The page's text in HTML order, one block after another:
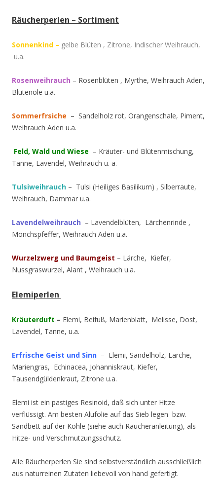
Räucherperlen – Sortiment
Sonnenkind – gelbe Blüten , Zitrone, Indischer Weihrauch,
u.a.
Rosenweihrauch – Rosenblüten , Myrthe, Weihrauch Aden,
Blütenöle u.a.
Sommerfrsiche – Sandelholz rot, Orangenschale, Piment,
Weihrauch Aden u.a.
Feld, Wald und Wiese – Kräuter- und Blütenmischung,
Tanne, Lavendel, Weihrauch u. a.
Tulsiweihrauch – Tulsi (Heiliges Basilikum) , Silberraute,
Weihrauch, Dammar u.a.
Lavendelweihrauch – Lavendelblüten, Lärchenrinde ,
Mönchspfeffer, Weihrauch Aden u.a.
Wurzelzwerg und Baumgeist – Lärche, Kiefer,
Nussgraswurzel, Alant , Weihrauch u.a.
Elemiperlen
Kräuterduft – Elemi, Beifuß, Marienblatt, Melisse, Dost,
Lavendel, Tanne, u.a.
Erfrische Geist und Sinn – Elemi, Sandelholz, Lärche,
Mariengras, Echinacea, Johanniskraut, Kiefer,
Tausendgüldenkraut, Zitrone u.a.
Elemi ist ein pastiges Resinoid, daß sich unter Hitze
verflüssigt. Am besten Alufolie auf das Sieb legen bzw.
Sandbett auf der Kohle (siehe auch Räucheranleitung), als
Hitze- und Verschmutzungsschutz.
Alle Räucherperlen Sie sind selbstverständlich ausschließlich
aus naturreinen Zutaten liebevoll von hand gefertigt.